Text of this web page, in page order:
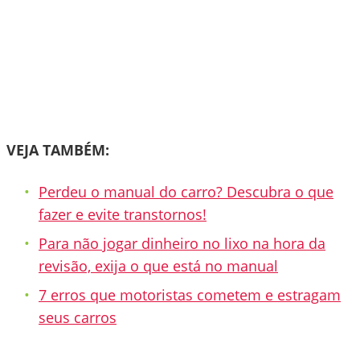
VEJA TAMBÉM:
Perdeu o manual do carro? Descubra o que
fazer e evite transtornos!
Para não jogar dinheiro no lixo na hora da
revisão, exija o que está no manual
7 erros que motoristas cometem e estragam
seus carros